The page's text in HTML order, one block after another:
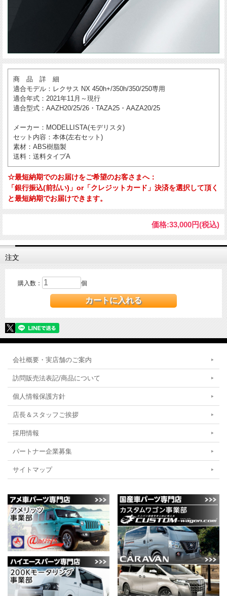
商 品 詳 細
適合モデル ：レクサス NX 450h+/350h/350/250専用
適合年式 ：2021年11月～現行
適合型式 ：AAZH20/25/26・TAZA25・AAZA20/25
メーカー ：MODELLISTA(モデリスタ)
セット内容 ：本体(左右セット)
素材 ：ABS樹脂製
送料 ：送料タイプA
☆最短納期でのお届けをご希望のお客さまへ：
「銀行振込(前払い)」or「クレジットカード」決済を選択して頂く
と最短納期でお届けできます。
価格:33,000円(税込)
注文
購入数： 個
会社概要・実店舗のご案内
訪問販売法表記/商品について
個人情報保護方針
店長＆スタッフご挨拶
採用情報
パートナー企業募集
サイトマップ